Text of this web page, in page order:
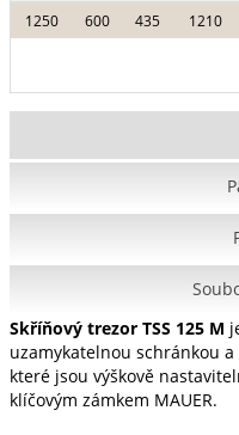
1250
600 435 1210
Skříňový trezor TSS 125 M
uzamykatelnou schránkou
které jsou výškově
klíčovým zámkem MAUER.